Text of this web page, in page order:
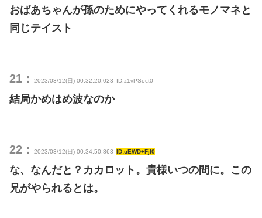
おばあちゃんが孫のためにやってくれるモノマネと
同じテイスト
21： 2023/03/12(日) 00:32:20.023 ID:z1vPSoct0
結局かめはめ波なのか
22： 2023/03/12(日) 00:34:50.863 ID:uEWD+FjI0
な、なんだと？カカロット。貴様いつの間に。この
兄がやられるとは。